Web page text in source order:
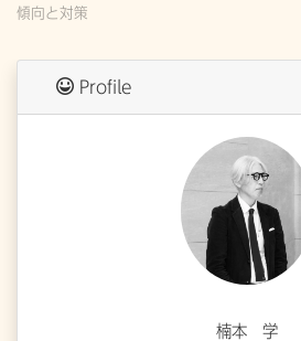
傾向と対策
Profile
楠本 学